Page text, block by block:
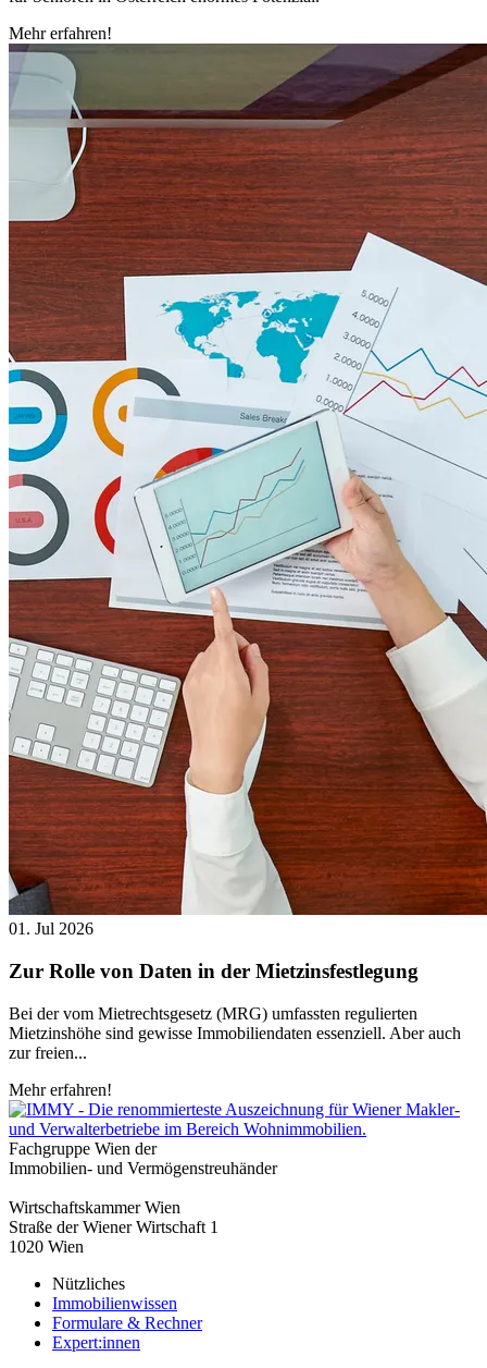
Mehr erfahren!
01. Jul 2026
Zur Rolle von Daten in der Mietzinsfestlegung
Bei der vom Mietrechtsgesetz (MRG) umfassten regulierten
Mietzinshöhe sind gewisse Immobiliendaten essenziell. Aber auch
zur freien...
Mehr erfahren!
Fachgruppe Wien der
Immobilien- und Vermögenstreuhänder
Wirtschaftskammer Wien
Straße der Wiener Wirtschaft 1
1020 Wien
Nützliches
Immobilienwissen
Formulare & Rechner
Expert:innen